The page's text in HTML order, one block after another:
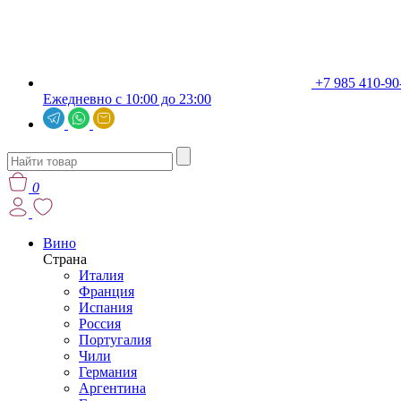
+7 985 410-
Ежедневно с 10:00 до 23:00
0
Вино
Страна
Италия
Франция
Испания
Россия
Португалия
Чили
Германия
Аргентина